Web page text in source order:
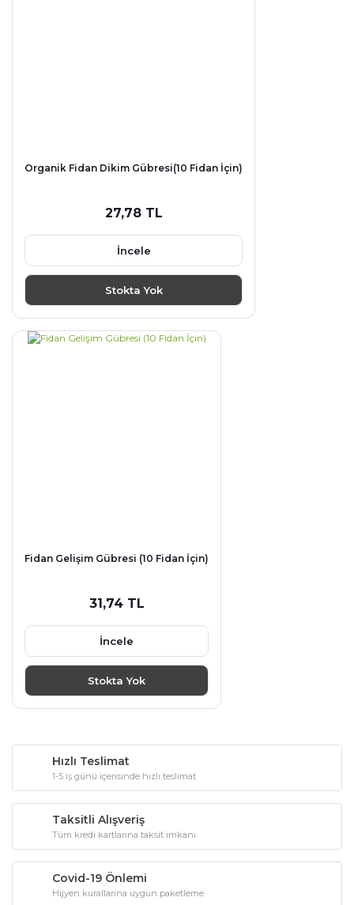
Organik Fidan Dikim Gübresi(10 Fidan İçin)
27,78 TL
İncele
Stokta Yok
Fidan Gelişim Gübresi (10 Fidan İçin)
31,74 TL
İncele
Stokta Yok
Hızlı Teslimat
1-5 iş günü içerisinde hızlı teslimat
Taksitli Alışveriş
Tüm kredi kartlarına taksit imkanı
Covid-19 Önlemi
Hijyen kurallarına uygun paketleme